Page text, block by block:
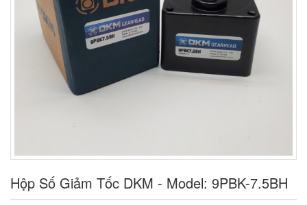
Hộp Số Giảm Tốc DKM - Model: 9PBK-7.5BH